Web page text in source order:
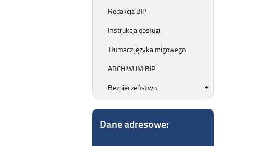
Redakcja BIP
Instrukcja obsługi
Tłumacz języka migowego
ARCHIWUM BIP
Bezpieczeństwo
Dane adresowe: